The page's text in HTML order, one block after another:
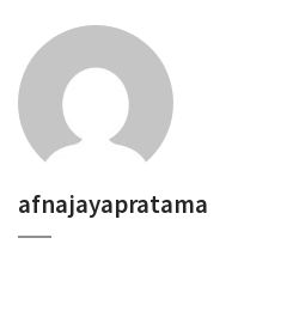
afnajayapratama